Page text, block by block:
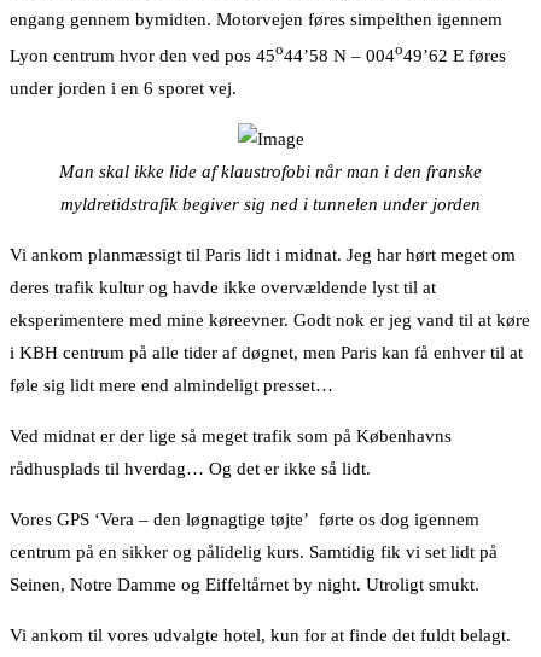
engang gennem bymidten. Motorvejen føres simpelthen igennem
Lyon centrum hvor den ved pos 45o44’58 N – 004o49’62 E føres
under jorden i en 6 sporet vej.
Man skal ikke lide af klaustrofobi når man i den franske
myldretidstrafik begiver sig ned i tunnelen under jorden
Vi ankom planmæssigt til Paris lidt i midnat. Jeg har hørt meget om
deres trafik kultur og havde ikke overvældende lyst til at
eksperimentere med mine køreevner. Godt nok er jeg vand til at køre
i KBH centrum på alle tider af døgnet, men Paris kan få enhver til at
føle sig lidt mere end almindeligt presset…
Ved midnat er der lige så meget trafik som på Københavns
rådhusplads til hverdag… Og det er ikke så lidt.
Vores GPS ‘Vera – den løgnagtige tøjte’ førte os dog igennem
centrum på en sikker og pålidelig kurs. Samtidig fik vi set lidt på
Seinen, Notre Damme og Eiffeltårnet by night. Utroligt smukt.
Vi ankom til vores udvalgte hotel, kun for at finde det fuldt belagt.